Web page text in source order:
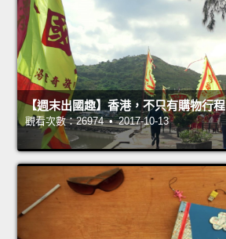
【週末出國趣】香港，不只有購物行程
觀看次數：26974 • 2017-10-13